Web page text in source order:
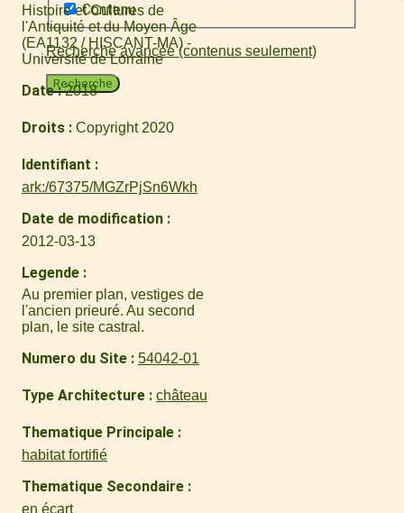
Contenu
Recherche avancée (contenus seulement)
Recherche
Histoire et Cultures de
l'Antiquité et du Moyen Âge
(EA1132 / HISCANT-MA) -
Université de Lorraine
Date 2018
Droits Copyright 2020
Identifiant
ark:/67375/MGZrPjSn6Wkh
Date de modification
2012-03-13
Legende
Au premier plan, vestiges de
l'ancien prieuré. Au second
plan, le site castral.
Numero du Site 54042-01
Type Architecture château
Thematique Principale
habitat fortifié
Thematique Secondaire
en écart